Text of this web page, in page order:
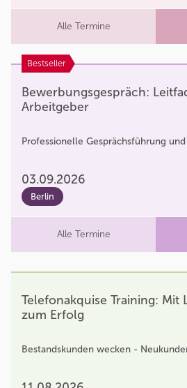
Alle Termine
Bestseller
Bewerbungsgespräch:
Arbeitgeber
Professionelle Gesprächsführung
03.09.2026
Berlin
Alle Termine
Telefonakquise Training: Mit
zum Erfolg
Bestandskunden wecken -